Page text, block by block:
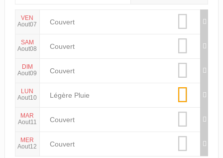
VEN
Aout07
Couvert
SAM
Aout08
Couvert
DIM
Aout09
Couvert
LUN
Aout10
Légère Pluie
MAR
Aout11
Couvert
MER
Aout12
Couvert